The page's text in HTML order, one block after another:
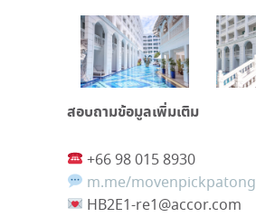
สอบถามข้อมูลเพิ่มเติม
+66 98 015 8930
m.me/movenpickpatong
HB2E1-re1@accor.com